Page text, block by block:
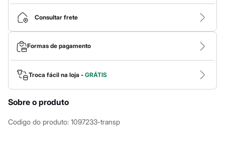
Jeans
Macacões
Saias
Shorts e Bermudas
Vestidos
Acessórios
Bolsas
Bonés e Chapéus
Bijoux
Cintos
Relógios
Botas
Consultar frete
Formas de pagamento
Troca fácil na loja - GRÁTIS
Sobre o produto
Codigo do produto: 1097233-transp